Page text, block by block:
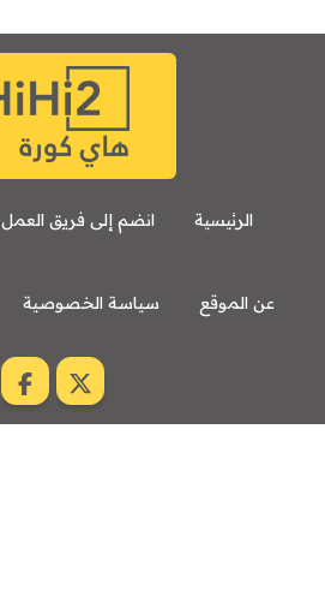
الرئيسية انضم إلى فريق العمل
عن الموقع سياسة الخصوصية